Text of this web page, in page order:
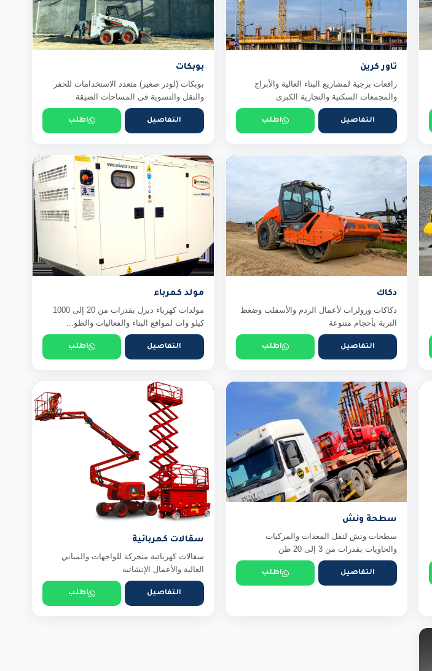
تاور كرين
رافعات برجية لمشاريع البناء العالية والأبراج
والمجمعات السكنية والتجارية الكبرى
التفاصيل اطلب
بوبكات
بوبكات (لودر صغير) متعدد الاستخدامات للحفر
والنقل والتسوية في المساحات الضيقة
التفاصيل اطلب
دكاك
دكاكات ورولرات لأعمال الردم والأسفلت وضغط
التربة بأحجام متنوعة
التفاصيل اطلب
مولد كهرباء
مولدات كهرباء ديزل بقدرات من 20 إلى 1000
كيلو وات لمواقع البناء والفعاليات والطو...
التفاصيل اطلب
سطحة ونش
سطحات ونش لنقل المعدات والمركبات
والحاويات بقدرات من 3 إلى 20 طن
التفاصيل اطلب
سقالات كهربائية
سقالات كهربائية متحركة للواجهات والمباني
العالية والأعمال الإنشائية
التفاصيل اطلب